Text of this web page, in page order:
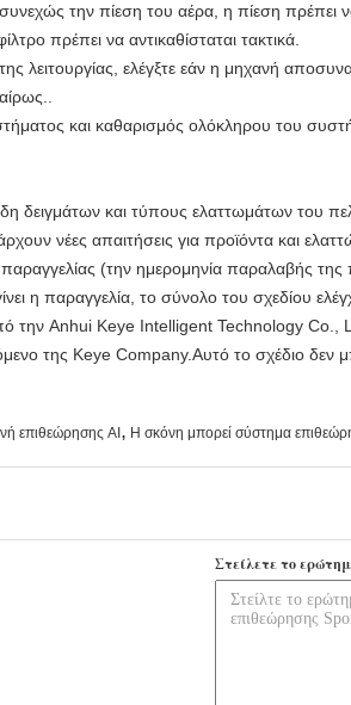
την πίεση του αέρα, η πίεση πρέπει
πρέπει να αντικαθίσταται τακτικά.
λειτουργίας, ελέγξτε εάν η μηχανή
και καθαρισμός ολόκληρου του
και τύπους ελαττωμάτων του
νέες απαιτήσεις για προϊόντα και
(την ημερομηνία παραλαβής
η παραγγελία, το σύνολο του σχεδίου
την Anhui Keye Intelligent Technology Co.,
της Keye Company.Αυτό το σχέδιο δεν
επιθεώρησης AI , Η σκόνη μπορεί σύστημα
Στείλετε το